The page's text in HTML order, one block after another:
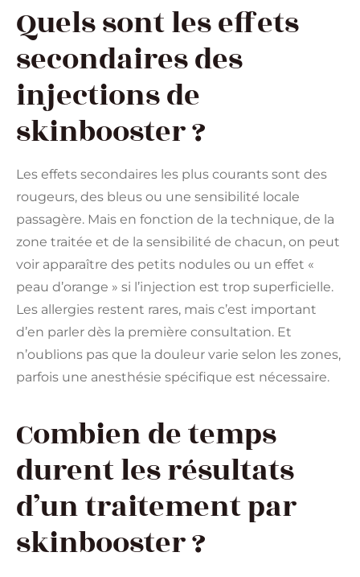
Quels sont les effets
secondaires des
injections de
skinbooster ?
Les effets secondaires les plus courants sont des
rougeurs, des bleus ou une sensibilité locale
passagère. Mais en fonction de la technique, de la
zone traitée et de la sensibilité de chacun, on peut
voir apparaître des petits nodules ou un effet «
peau d’orange » si l’injection est trop superficielle.
Les allergies restent rares, mais c’est important
d’en parler dès la première consultation. Et
n’oublions pas que la douleur varie selon les zones,
parfois une anesthésie spécifique est nécessaire.
Combien de temps
durent les résultats
d’un traitement par
skinbooster ?